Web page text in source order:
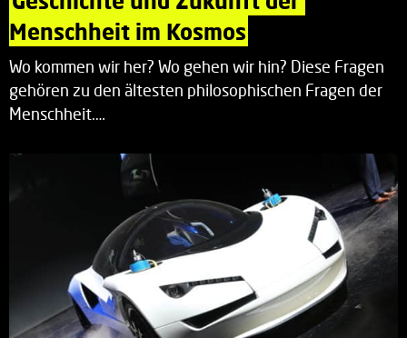
Menschheit im Kosmos
Wo kommen wir her? Wo gehen wir hin? Diese Fragen
gehören zu den ältesten philosophischen Fragen der
Menschheit.…